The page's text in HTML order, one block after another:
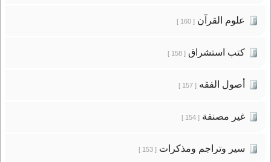
علوم القرآن[ 160 ]
كتب استشراق[ 158 ]
أصول الفقه[ 157 ]
غير مصنفة[ 154 ]
سير وتراجم ومذكرات[ 153 ]